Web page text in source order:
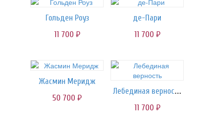
Гольден Роуз
11 700 руб.
де-Пари
11 700 руб.
Жасмин Меридж
50 700 руб.
Лебединая верность
11 700 руб.